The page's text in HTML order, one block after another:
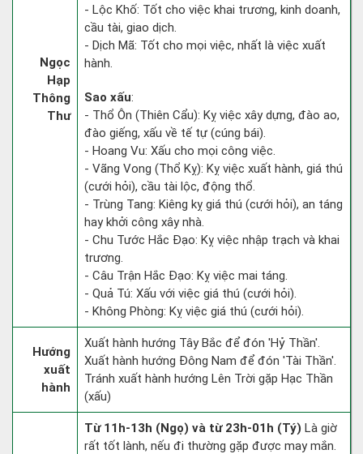
Ngọc
Hạp
Thông
Thư
- Lộc Khố: Tốt cho việc khai trương, kinh doanh,
cầu tài, giao dịch.
- Dịch Mã: Tốt cho mọi việc, nhất là việc xuất
hành.
Sao xấu:
- Thổ Ôn (Thiên Cẩu): Kỵ việc xây dựng, đào ao,
đào giếng, xấu về tế tự (cúng bái).
- Hoang Vu: Xấu cho mọi công việc.
- Vãng Vong (Thổ Kỵ): Kỵ việc xuất hành, giá thú
(cưới hỏi), cầu tài lộc, động thổ.
- Trùng Tang: Kiêng kỵ giá thú (cưới hỏi), an táng
hay khởi công xây nhà.
- Chu Tước Hắc Đạo: Kỵ việc nhập trạch và khai
trương.
- Câu Trận Hắc Đạo: Kỵ việc mai táng.
- Quả Tú: Xấu với việc giá thú (cưới hỏi).
- Không Phòng: Kỵ việc giá thú (cưới hỏi).
Hướng
xuất
hành
Xuất hành hướng Tây Bắc để đón 'Hỷ Thần'.
Xuất hành hướng Đông Nam để đón 'Tài Thần'.
Tránh xuất hành hướng Lên Trời gặp Hạc Thần
(xấu)
Từ 11h-13h (Ngọ) và từ 23h-01h (Tý) Là giờ
rất tốt lành, nếu đi thường gặp được may mắn.